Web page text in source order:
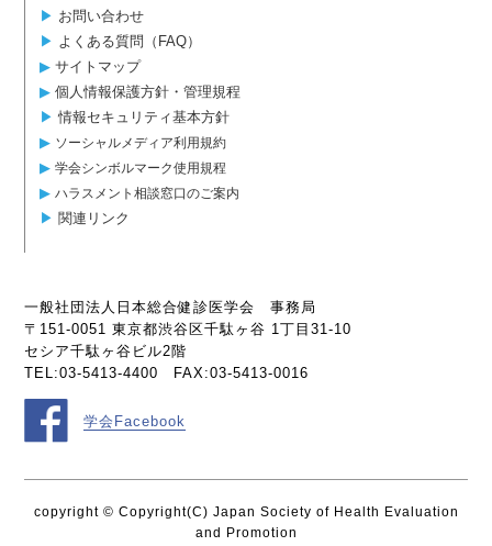
▶︎ お問い合わせ
▶︎ よくある質問（FAQ）
▶︎ サイトマップ
▶︎ 個人情報保護方針・管理規程
▶︎ 情報セキュリティ基本方針
▶︎ ソーシャルメディア利用規約
▶︎ 学会シンボルマーク使用規程
▶︎ ハラスメント相談窓口のご案内
▶︎ 関連リンク
一般社団法人日本総合健診医学会 事務局
〒151-0051 東京都渋谷区千駄ヶ谷 1丁目31-10
セシア千駄ヶ谷ビル2階
TEL:03-5413-4400 FAX:03-5413-0016
学会Facebook
copyright © Copyright(C) Japan Society of Health Evaluation
and Promotion